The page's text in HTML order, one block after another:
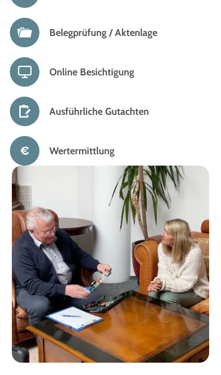
Belegprüfung / Aktenlage
Online Besichtigung
Ausführliche Gutachten
Wertermittlung